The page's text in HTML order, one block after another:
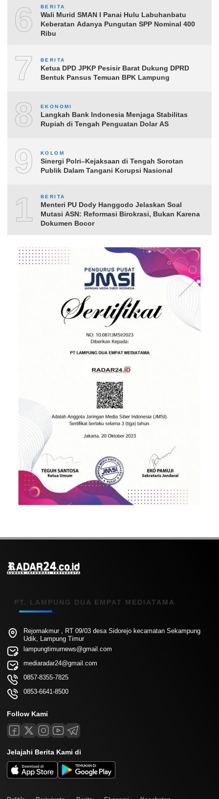
6 BERITA
Wali Murid SMAN I Panai Hulu Labuhanbatu
Keberatan Adanya Pungutan SPP Nominal 400
Ribu
7 BERITA
Ketua DPD JPKP Pesisir Barat Dukung DPRD
Bentuk Pansus Temuan BPK Lampung
8 EKONOMI
Langkah Bank Indonesia Menjaga Stabilitas
Rupiah di Tengah Penguatan Dolar AS
9 KOLOM
Sinergi Polri–Kejaksaan di Tengah Sorotan
Publik Dalam Tangani Korupsi Nasional
10BERITA
Menteri PU Dody Hanggodo Jelaskan Soal
Mutasi ASN: Reformasi Birokrasi, Bukan Karena
Dokumen Bocor
PT. LAMPUNG DUA EMPAT MEDIATAMA
Rejomakmur , RT 09/03 desa Sidorejo kecamatan Sekampung
Udik, Lampung Timur
lampungtimurnews@gmail.com
mediaradar24@gmail.com
0857-8355-7825
0853-6641-8500
Follow Kami
Jelajahi Berita Kami di